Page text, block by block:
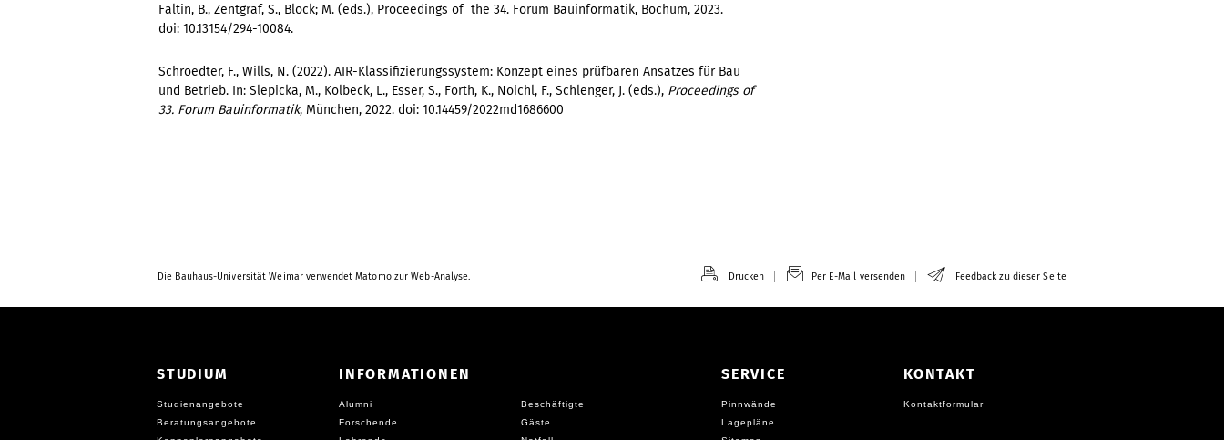
Faltin, B., Zentgraf, S., Block; M. (eds.), Proceedings of the 34. Forum Bauinformatik, Bochum, 2023.
doi: 10.13154/294-10084.
Schroedter, F., Wills, N. (2022). AIR-Klassifizierungssystem: Konzept eines prüfbaren Ansatzes für Bau
und Betrieb. In: Slepicka, M., Kolbeck, L., Esser, S., Forth, K., Noichl, F., Schlenger, J. (eds.), Proceedings of
33. Forum Bauinformatik, München, 2022. doi: 10.14459/2022md1686600
Die Bauhaus-Universität Weimar verwendet Matomo zur Web-Analyse. Drucken Per E-Mail versenden Feedback zu dieser Seite
STUDIUM
Studienangebote
Beratungsangebote
INFORMATIONEN
Alumni
Beschäftigte
Forschende
Gäste
SERVICE
Pinnwände
Lagepläne
KONTAKT
Kontaktformular